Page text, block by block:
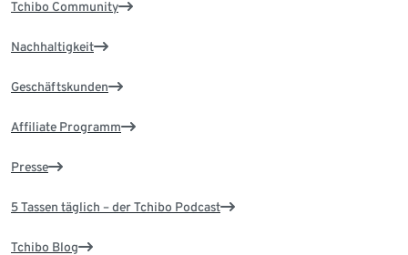
Tchibo Community
Nachhaltigkeit
Geschäftskunden
Affiliate Programm
Presse
5 Tassen täglich – der Tchibo Podcast
Tchibo Blog